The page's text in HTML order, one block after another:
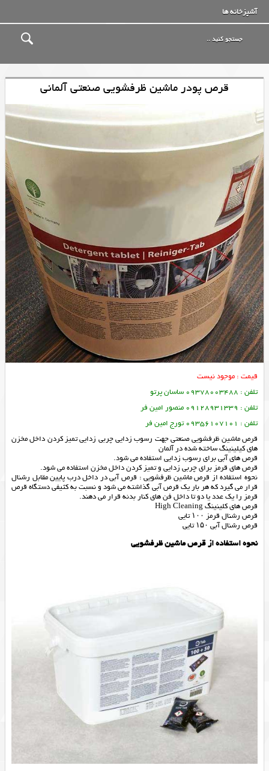
آشپزخانه ها
قرص پودر ماشین ظرفشویی صنعتی آلمانی
قیمت : موجود نیست
تلفن : 09378003488 ساسان پرتو
تلفن : 09128931339 منصور امین فر
تلفن : 09356107101 تورج امین فر
قرص ماشین ظرفشویی صنعتی جهت رسوب زدایی چربی زدایی تمیز کردن داخل مخزن
های کیلینینگ ساخته شده در آلمان
قرص های آبی برای رسوب زدایی استفاده می شود.
قرص های قرمز برای چربی زدایی و تمیز کردن داخل مخزن استفاده می شود.
نحوه استفاده از قرص ماشین ظرفشویی : قرص آبی در داخل درب پایین مقابل رشنال
قرار می گیرد که هر بار یک قرص آبی گذاشته می شود و نسبت به کثیفی دستگاه قرص
قرمز را یک عدد یا دو تا داخل فن های کنار بدنه قرار می دهند.
قرص های کلینینگ High Cleaning
قرص رشنال قرمز ۱۰۰ تایی
قرص رشنال آبی ۱۵۰ تایی
نحوه استفاده از قرص ماشین ظرفشویی